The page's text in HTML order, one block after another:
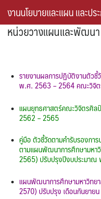
content
register
คู่มือการปฏิบัติงาน
งบประมาณ
ติดต่อเรา
บุคคลากร
งานนโยบายและแผน และ
หน่วยวางแผนและพัฒนา
รายงานผลการปฏิบัติงานตัว
พ.ศ. 2563 – 2564 คณะวิจิต
แผนยุทธศาสตร์คณะวิจิตรศิล
2562 – 2565
คู่มือ ตัวชี้วัดตามคำรับรองกา
ตามแผนพัฒนาการศึกษามหา
2565) ปรับปรุงปีงบประมา
แผนพัฒนาการศึกษามหาวิทย
2570) ปรับปรุง เดือนกันยาย